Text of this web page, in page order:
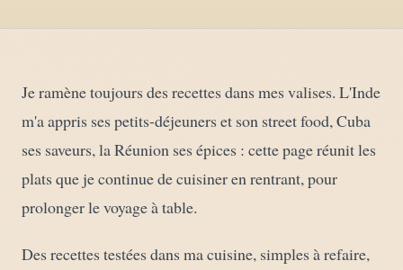
06 À propos
Qui est Héma ?
Je ramène toujours des recettes dans mes valises. L'Inde
m'a appris ses petits-déjeuners et son street food, Cuba
ses saveurs, la Réunion ses épices : cette page réunit les
plats que je continue de cuisiner en rentrant, pour
prolonger le voyage à table.
Des recettes testées dans ma cuisine, simples à refaire,